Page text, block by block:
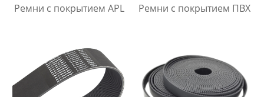
Ремни с покрытием APL Ремни с покрытием ПВХ